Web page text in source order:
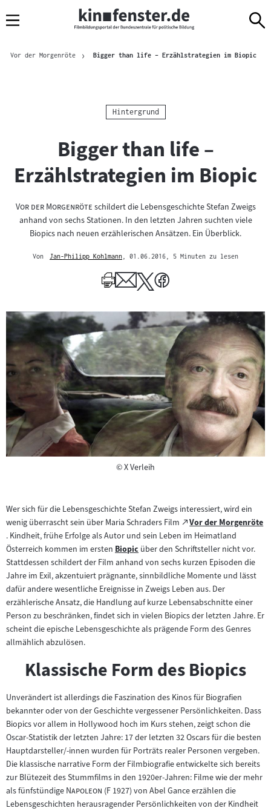
Navigation
zum
zur
amBrotkrümelnavigation
Vor der Morgenröte Bigger than life – Erzählstrategien im Biopic
Kategorie:
Hintergrund
Bigger than life –
Erzählstrategien im Biopic
"
Vor der Morgenröte"schildert die Lebensgeschichte Stefan Zweigs
anhand von sechs Stationen. In den letzten Jahren suchten viele
Biopics nach neuen erzählerischen Ansätzen. Ein Überblick.
Von
Jan-Philipp Kohlmann
Author
, 01.06.2016 , 5 Minuten zu lesen
©Copyright
X Verleih
Wer sich für die Lebensgeschichte Stefan Zweigs interessiert, wird ein
wenig überrascht sein über Maria Schraders Film
Zum
externen
Inhalt:
Vor der Morgenröte
(öffnet
im
neuen
Tab)
. Kindheit, frühe Erfolge als Autor und sein Leben im Heimatland
Österreich kommen im ersten Zum
Inhalt:
Biopic über den Schriftsteller nicht vor.
Stattdessen schildert der Film anhand von sechs kurzen Episoden die
Jahre im Exil, akzentuiert prägnante, sinnbildliche Momente und lässt
dafür andere wesentliche Ereignisse in Zweigs Leben aus. Der
erzählerische Ansatz, die Handlung auf kurze Lebensabschnitte einer
Person zu beschränken, findet sich in vielen Biopics der letzten Jahre. Er
scheint die epische Lebensgeschichte als prägende Form des Genres
allmählich abzulösen.
Klassische Form des Biopics
Unverändert ist allerdings die Faszination des Kinos für Biografien
bekannter oder von der Geschichte vergessener Persönlichkeiten. Dass
Biopics vor allem in Hollywood hoch im Kurs stehen, zeigt schon die
Oscar-Statistik der letzten Jahre: 17 der letzten 32 Oscars für die besten
Hauptdarsteller/-innen wurden für Porträts realer Personen vergeben.
Die klassische narrative Form der Filmbiografie entwickelte sich bereits
zur Blütezeit des Stummfilms in den 1920er-Jahren: Filme wie der mehr
als fünfstündige "Napoleon "(F 1927) von Abel Gance erzählen die
Lebensgeschichten herausragender Persönlichkeiten von der Kindheit